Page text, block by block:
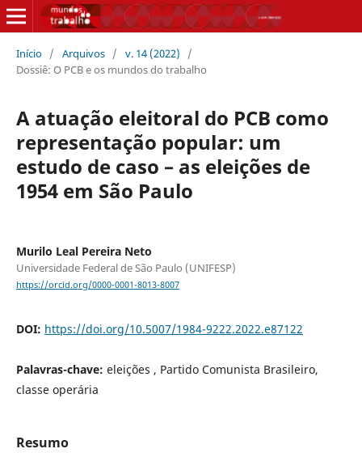
Início / Arquivos / v. 14 (2022)
/
Dossiê: O PCB e os mundos do trabalho
A atuação eleitoral do PCB como
representação popular: um
estudo de caso – as eleições de
1954 em São Paulo
Murilo Leal Pereira Neto
Universidade Federal de São Paulo (UNIFESP)
https://orcid.org/0000-0001-8013-8007
DOI: https://doi.org/10.5007/1984-9222.2022.e87122
Palavras-chave: eleições , Partido Comunista Brasileiro,
classe operária
Resumo